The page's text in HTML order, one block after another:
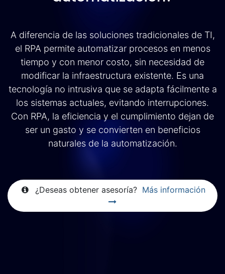
A diferencia de las soluciones tradicionales de TI,
el RPA permite automatizar procesos en menos
tiempo y con menor costo, sin necesidad de
modificar la infraestructura existente. Es una
tecnología no intrusiva que se adapta fácilmente a
los sistemas actuales, evitando interrupciones.
Con RPA, la eficiencia y el cumplimiento dejan de
ser un gasto y se convierten en beneficios
naturales de la automatización.
¿Deseas obtener asesoría? Más información